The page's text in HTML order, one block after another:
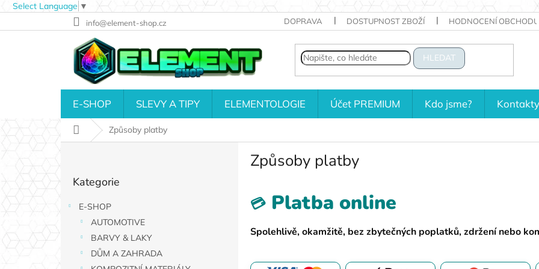
Select Language ▼
na
info@element-shop.cz DOPRAVA DOSTUPNOST ZBOŽÍ HODNOCENÍ OBCHODU
HLEDAT
E-SHOP SLEVY A TIPY ELEMENTOLOGIE Účet PREMIUM Kdo jsme? Kontakty
Domů Způsoby platby
P
r
kategorie
Kategorie
E-SHOP
AUTOMOTIVE
BARVY & LAKY
DŮM A ZAHRADA
Způsoby platby
💳Platba online
Spolehlivě, okamžitě, bez zbytečných poplatků, zdržení nebo